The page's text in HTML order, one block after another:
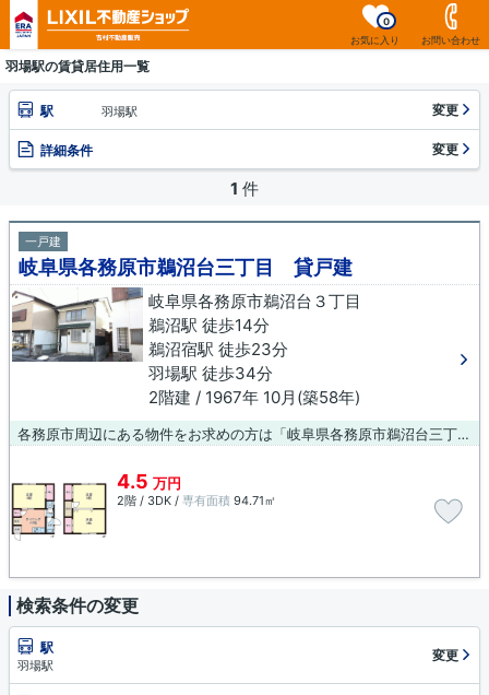
お気に入り
0
お問い合わせ
羽場駅の賃貸居住用一覧
駅 羽場駅 変更
詳細条件 変更
1 件
一戸建
岐阜県各務原市鵜沼台三丁目 貸戸建
岐阜県各務原市鵜沼台３丁目
鵜沼駅 徒歩14分
鵜沼宿駅 徒歩23分
羽場駅 徒歩34分
2階建 / 1967年 10月(築58年)
各務原市周辺にある物件をお求めの方は「岐阜県各務原市鵜沼台三丁目 貸戸建」はいかがでしょうか。こちらは一戸建ての物件です。物件探しというのは、数えきれないほどの物件の中から、ご希望の物件を選べる良い機会です。ぜひこちらからご希望の物件を見つけましょう。
4.5 万円
2階 / 3DK / 専有面積 94.71㎡
検索条件の変更
駅
羽場駅
変更